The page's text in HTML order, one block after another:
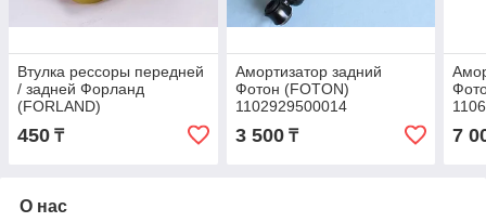
Втулка рессоры передней
/ задней Форланд
(FORLAND)
11028295J0006
450 ₸
Амортизатор задний
Фотон (FOTON)
1102929500014
3 500₸ 7
О нас